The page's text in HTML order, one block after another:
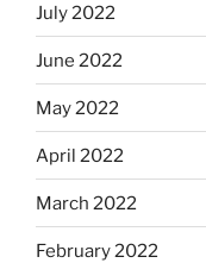
July 2022
June 2022
May 2022
April 2022
March 2022
February 2022